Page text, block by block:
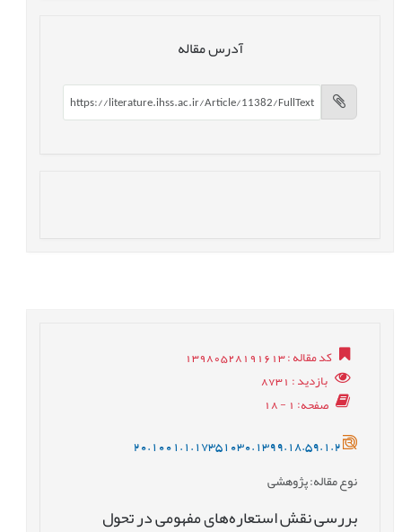
آدرس مقاله
کد مقاله: 13980528191613
بازدید: 8731
صفحه: 1 - 18
20.1001.1.17351030.1399.18.59.1.2
نوع مقاله: پژوهشی
بررسی نقش استعاره‌های مفهومی در تحول